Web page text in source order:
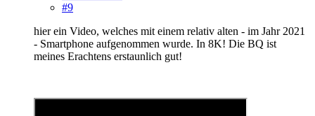
#9
hier ein Video, welches mit einem relativ alten - im Jahr 2021
- Smartphone aufgenommen wurde. In 8K! Die BQ ist
meines Erachtens erstaunlich gut!